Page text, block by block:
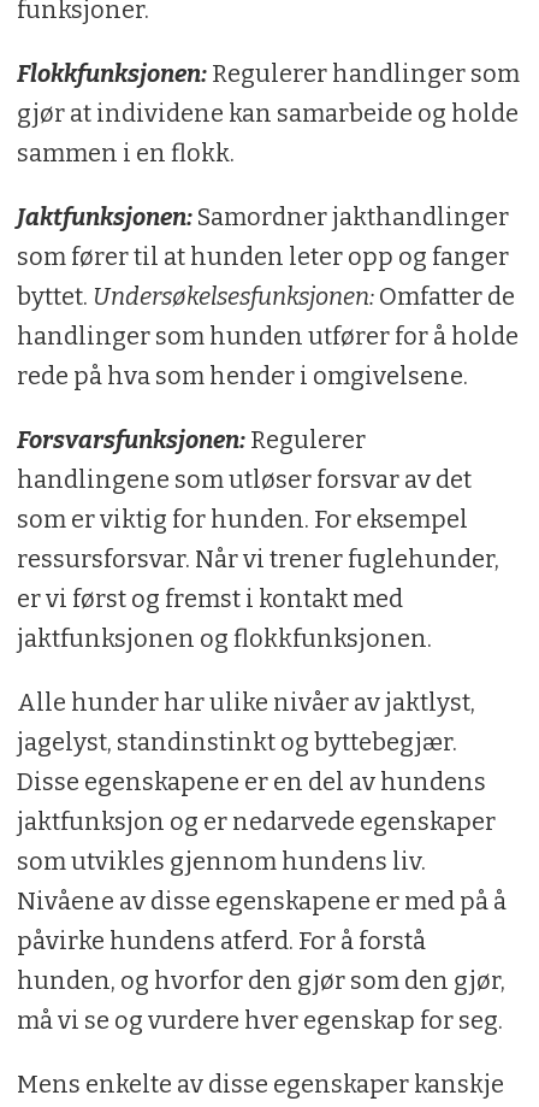
funksjoner.
Flokkfunksjonen:Regulerer handlinger som
gjør at individene kan samarbeide og holde
sammen i en flokk.
Jaktfunksjonen:Samordner jakthandlinger
som fører til at hunden leter opp og fanger
byttet. Undersøkelsesfunksjonen:Omfatter de
handlinger som hunden utfører for å holde
rede på hva som hender i omgivelsene.
Forsvarsfunksjonen: Regulerer
handlingene som utløser forsvar av det
som er viktig for hunden. For eksempel
ressursforsvar. Når vi trener fuglehunder,
er vi først og fremst i kontakt med
jaktfunksjonen og flokkfunksjonen.
Alle hunder har ulike nivåer av jaktlyst,
jagelyst, standinstinkt og byttebegjær.
Disse egenskapene er en del av hundens
jaktfunksjon og er nedarvede egenskaper
som utvikles gjennom hundens liv.
Nivåene av disse egenskapene er med på å
påvirke hundens atferd. For å forstå
hunden, og hvorfor den gjør som den gjør,
må vi se og vurdere hver egenskap for seg.
Mens enkelte av disse egenskaper kanskje